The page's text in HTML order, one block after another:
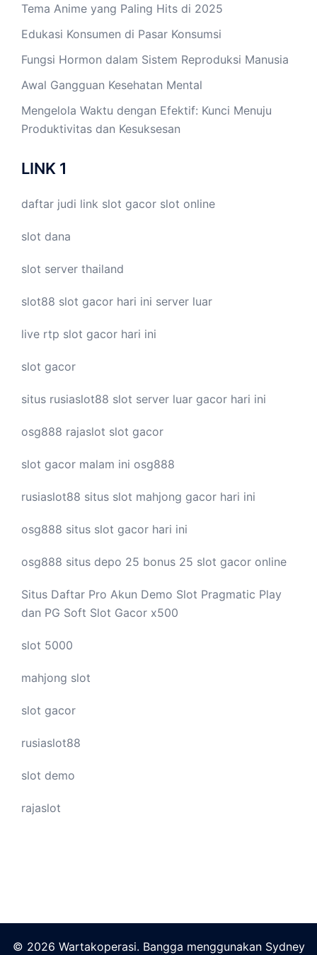
Tema Anime yang Paling Hits di 2025
Edukasi Konsumen di Pasar Konsumsi
Fungsi Hormon dalam Sistem Reproduksi Manusia
Awal Gangguan Kesehatan Mental
Mengelola Waktu dengan Efektif: Kunci Menuju
Produktivitas dan Kesuksesan
LINK 1
daftar judi link slot gacor slot online
slot dana
slot server thailand
slot88 slot gacor hari ini server luar
live rtp slot gacor hari ini
slot gacor
situs rusiaslot88 slot server luar gacor hari ini
osg888 rajaslot slot gacor
slot gacor malam ini osg888
rusiaslot88 situs slot mahjong gacor hari ini
osg888 situs slot gacor hari ini
osg888 situs depo 25 bonus 25 slot gacor online
Situs Daftar Pro Akun Demo Slot Pragmatic Play
dan PG Soft Slot Gacor x500
slot 5000
mahjong slot
slot gacor
rusiaslot88
slot demo
rajaslot
© 2026 Wartakoperasi. Bangga menggunakan Sydney